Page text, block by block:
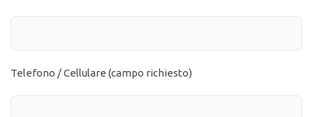
Telefono / Cellulare (campo richiesto)